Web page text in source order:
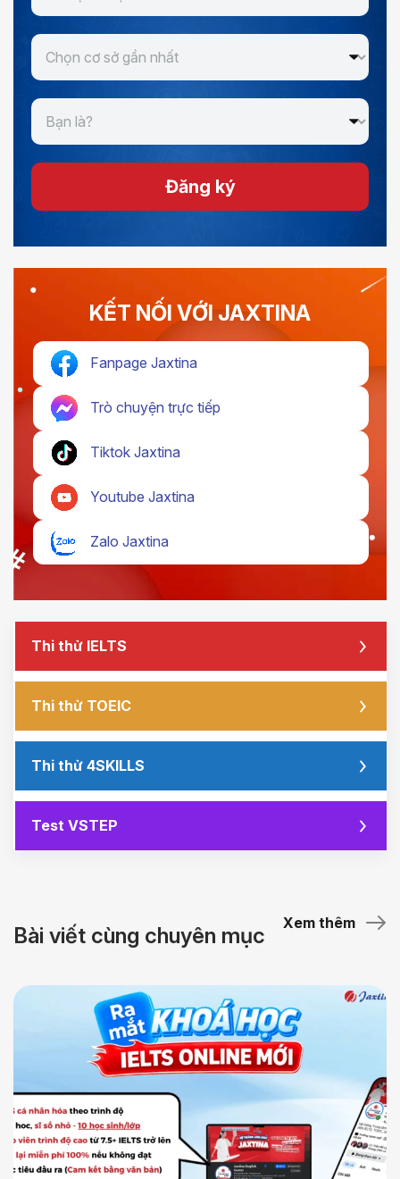
Đăng ký
KẾT NỐI VỚI JAXTINA
Fanpage Jaxtina
Trò chuyện trực tiếp
Tiktok Jaxtina
Youtube Jaxtina
Zalo Jaxtina
Thi thử IELTS
Thi thử TOEIC
Thi thử 4SKILLS
Test VSTEP
Bài viết cùng chuyên mục
Xem thêm